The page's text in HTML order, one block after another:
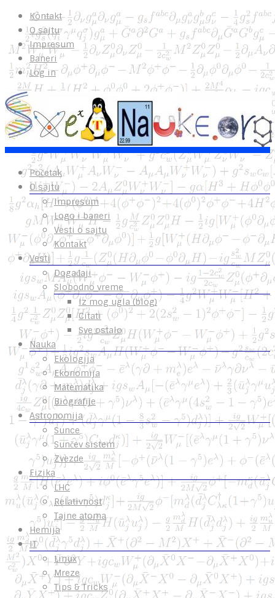
Kontakt
O sajtu
Impresum
Baneri
Log in
Početak
O sajtu
Impresum
Logo i baneri
Vesti o sajtu
Kontakt
Vesti
Događaji
Slobodno vreme
Iz mog ugla (blog)
Citati
Sve ostalo
Nauka
Ekologija
Ekonomija
Matematika
Biografije
Astronomija
Sunce
Sunčev sistem
Zvezde
Fizika
LHC
Relativnost
Tajne atoma
Hemija
IT
Linux
Mreze
Tips & Tricks